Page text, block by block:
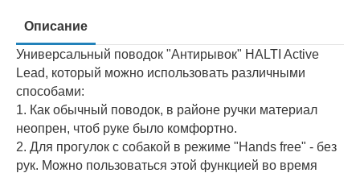
Описание
Универсальный поводок "Антирывок" HALTI Active
Lead, который можно использовать различными
способами:
1. Как обычный поводок, в районе ручки материал
неопрен, чтоб руке было комфортно.
2. Для прогулок с собакой в режиме "Hands free" - без
рук. Можно пользоваться этой функцией во время